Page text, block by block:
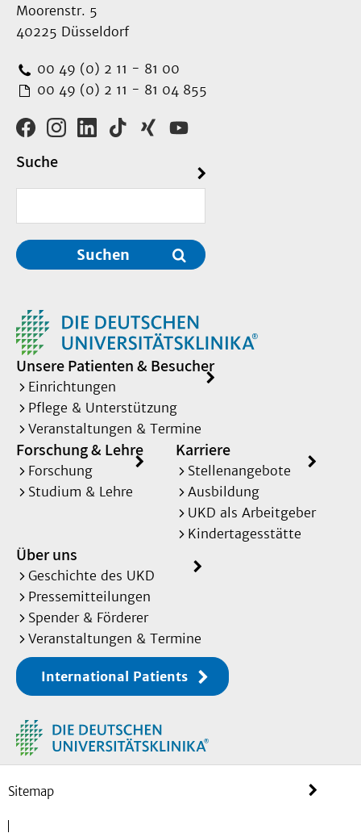
Moorenstr. 5
40225 Düsseldorf
00 49 (0) 2 11 - 81 00
00 49 (0) 2 11 - 81 04 855
Suche
Suchen
Unsere Patienten & Besucher
Einrichtungen
Pflege & Unterstützung
Veranstaltungen & Termine
Forschung & Lehre
Forschung
Studium & Lehre
Karriere
Stellenangebote
Ausbildung
UKD als Arbeitgeber
Kindertagesstätte
Über uns
Geschichte des UKD
Pressemitteilungen
Spender & Förderer
Veranstaltungen & Termine
International Patients
Sitemap